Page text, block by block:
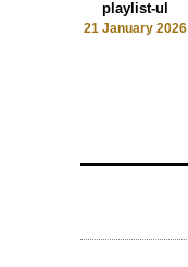
playlist-ul
21 January 2026